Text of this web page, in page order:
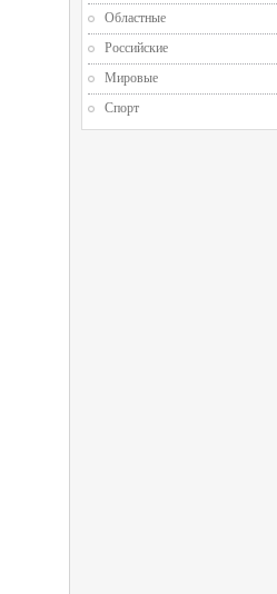
Областные
Российские
Мировые
Спорт